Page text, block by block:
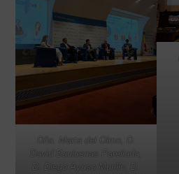
Dña. Marta del Olmo, D.
David Bauluenas Parellada,
D. Diego Ayuso Murillo, D.